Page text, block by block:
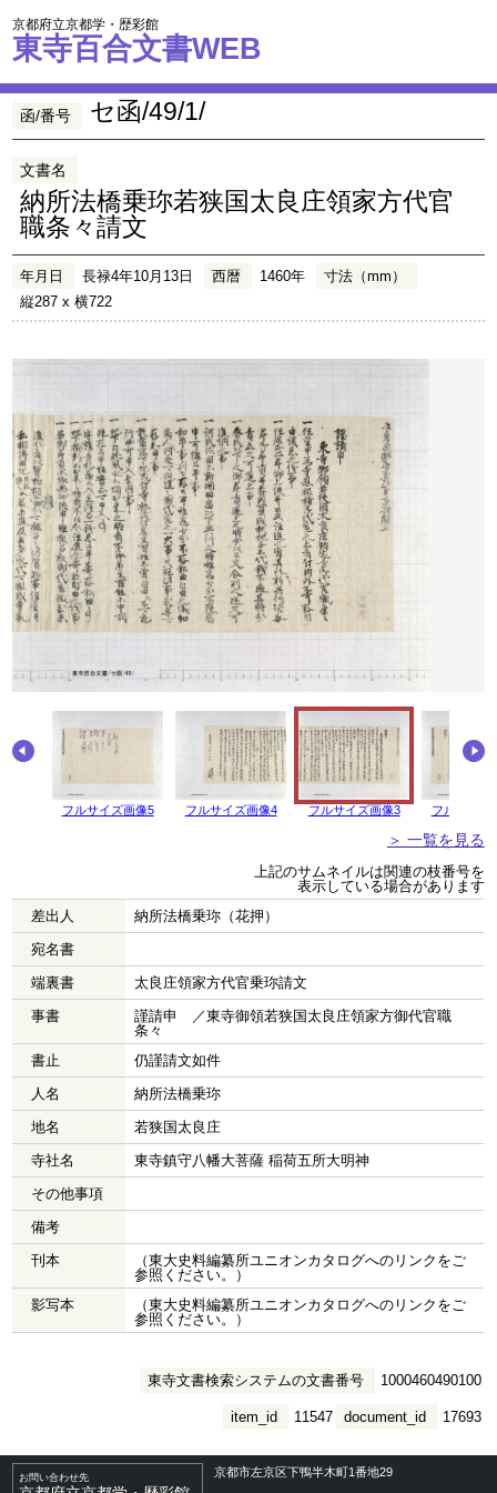
京都府立京都学・歴彩館
東寺百合文書WEB
函/番号 セ函/49/1/
文書名
納所法橋乗珎若狭国太良庄領家方代官
職条々請文
年月日 長禄4年10月13日 西暦 1460年
寸法（mm）
縦287 x 横722
フルサイズ画像5 フルサイズ画像4 フルサイズ画像3 フルサイズ
＞ 一覧を見る
上記のサムネイルは関連の枝番号を
表示している場合があります
差出人
納所法橋乗珎（花押）
宛名書
端裏書
太良庄領家方代官乗珎請文
事書
謹請申 ／東寺御領若狭国太良庄領家方御代官職
条々
書止
仍謹請文如件
人名
納所法橋乗珎
地名
若狭国太良庄
寺社名
東寺鎮守八幡大菩薩 稲荷五所大明神
その他事項
備考
刊本
（東大史料編纂所ユニオンカタログへのリンクをご
参照ください。）
影写本
（東大史料編纂所ユニオンカタログへのリンクをご
参照ください。）
東寺文書検索システムの文書番号 1000460490100
document_id 17693
item_id 11547
お問い合わせ先 京都市左京区下鴨半木町1番地29